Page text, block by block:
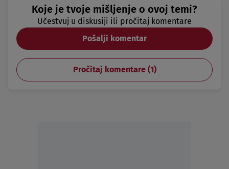
Koje je tvoje mišljenje o ovoj temi?
Učestvuj u diskusiji ili pročitaj komentare
Pošalji komentar
Pročitaj komentare (1)